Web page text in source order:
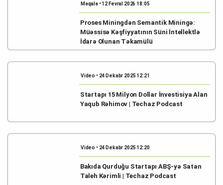
Məqalə • 12 Fevral 2026 18:05
Proses Miningdən Semantik Miningə:
Müəssisə Kəşfiyyatının Süni İntellektlə
İdarə Olunan Təkamülü
Video • 24 Dekabr 2025 12:21
Startapı 15 Milyon Dollar İnvestisiya Alan
Yaqub Rəhimov | Techaz Podcast
Video • 24 Dekabr 2025 12:20
Bakıda Qurduğu Startapı ABŞ-yə Satan
Taleh Kərimli | Techaz Podcast